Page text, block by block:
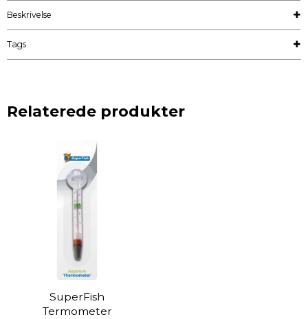
Beskrivelse
Tags
Relaterede produkter
SuperFish
Termometer